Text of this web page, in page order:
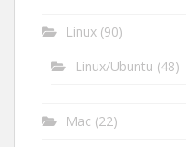
Linux (90)
Linux/Ubuntu (48)
Mac (22)